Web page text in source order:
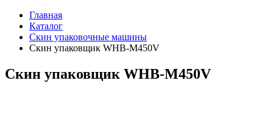
Главная
Каталог
Скин упаковочные машины
Скин упаковщик WHB-M450V
Скин упаковщик WHB-M450V